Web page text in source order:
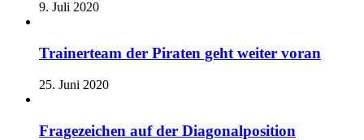
9. Juli 2020
Trainerteam der Piraten geht weiter voran
25. Juni 2020
Fragezeichen auf der Diagonalposition